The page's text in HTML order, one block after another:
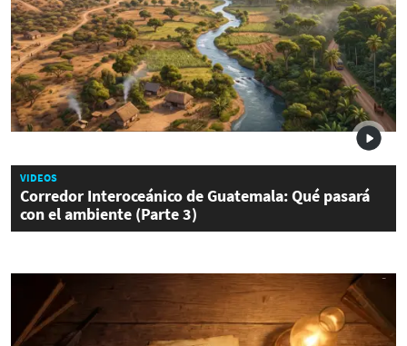
VIDEOS
Corredor Interoceánico de Guatemala: Qué pasará
con el ambiente (Parte 3)